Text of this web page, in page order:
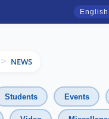
English
> NEWS
Students Events